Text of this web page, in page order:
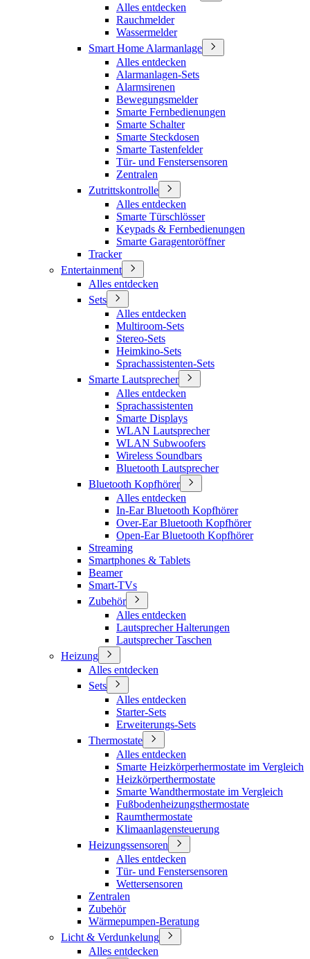
Alles entdecken
Rauchmelder
Wassermelder
Smart Home Alarmanlage
Alles entdecken
Alarmanlagen-Sets
Alarmsirenen
Bewegungsmelder
Smarte Fernbedienungen
Smarte Schalter
Smarte Steckdosen
Smarte Tastenfelder
Tür- und Fenstersensoren
Zentralen
Zutrittskontrolle
Alles entdecken
Smarte Türschlösser
Keypads & Fernbedienungen
Smarte Garagentoröffner
Tracker
Entertainment
Alles entdecken
Sets
Alles entdecken
Multiroom-Sets
Stereo-Sets
Heimkino-Sets
Sprachassistenten-Sets
Smarte Lautsprecher
Alles entdecken
Sprachassistenten
Smarte Displays
WLAN Lautsprecher
WLAN Subwoofers
Wireless Soundbars
Bluetooth Lautsprecher
Bluetooth Kopfhörer
Alles entdecken
In-Ear Bluetooth Kopfhörer
Over-Ear Bluetooth Kopfhörer
Open-Ear Bluetooth Kopfhörer
Streaming
Smartphones & Tablets
Beamer
Smart-TVs
Zubehör
Alles entdecken
Lautsprecher Halterungen
Lautsprecher Taschen
Heizung
Alles entdecken
Sets
Alles entdecken
Starter-Sets
Erweiterungs-Sets
Thermostate
Alles entdecken
Smarte Heizkörperhermostate im Vergleich
Heizkörperthermostate
Smarte Wandthermostate im Vergleich
Fußbodenheizungsthermostate
Raumthermostate
Klimaanlagensteuerung
Heizungssensoren
Alles entdecken
Tür- und Fenstersensoren
Wettersensoren
Zentralen
Zubehör
Wärmepumpen-Beratung
Licht & Verdunkelung
Alles entdecken